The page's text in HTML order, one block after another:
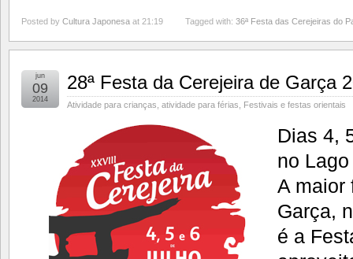
Posted by Cultura Japonesa at 21:19 Tagged with: 36ª Festa das Cerejeiras do
28ª Festa da Cerejeira de Garça
Atividade para crianças atividade para férias Festivais e festas orientais
jun
09
2014
Dias 4,
no
A maior
Garça,
é a